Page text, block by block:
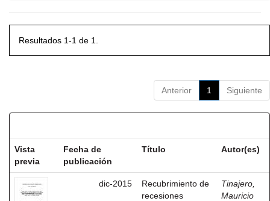
Resultados 1-1 de 1.
Anterior 1 Siguiente
Vista
previa
Fecha de
publicación
Título Autor(es)
dic-2015
Recubrimiento de
recesiones
Tinajero,
Mauricio